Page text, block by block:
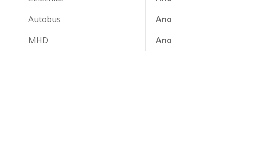
Autobus
Ano
MHD
Ano